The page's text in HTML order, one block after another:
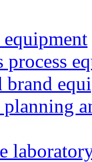
process
brand